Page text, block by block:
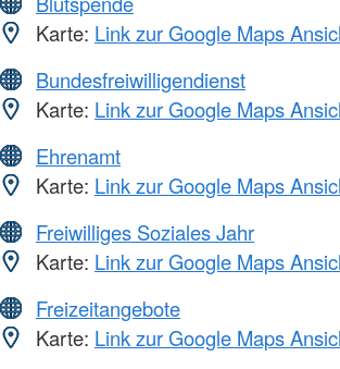
Karte: Link zur Google Maps
Bundesfreiwilligendienst
Karte: Link zur Google Maps
Ehrenamt
Karte: Link zur Google Maps
Freiwilliges Soziales Jahr
Karte: Link zur Google Maps
Freizeitangebote
Karte: Link zur Google Maps